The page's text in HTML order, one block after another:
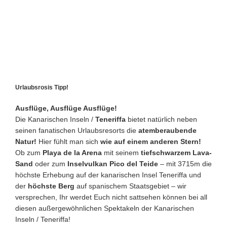
Urlaubsrosis Tipp!
Ausflüge, Ausflüge Ausflüge!
Die Kanarischen Inseln / Teneriffa bietet natürlich neben
seinen fanatischen Urlaubsresorts die atemberaubende
Natur! Hier fühlt man sich wie auf einem anderen Stern!
Ob zum Playa de la Arena mit seinem tiefschwarzem Lava-
Sand oder zum Inselvulkan Pico del Teide – mit 3715m die
höchste Erhebung auf der kanarischen Insel Teneriffa und
der höchste Berg auf spanischem Staatsgebiet – wir
versprechen, Ihr werdet Euch nicht sattsehen können bei all
diesen außergewöhnlichen Spektakeln der Kanarischen
Inseln / Teneriffa!